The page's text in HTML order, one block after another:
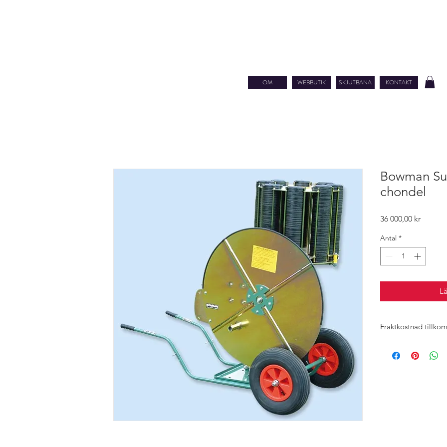
OM WEBBUTIK SKJUTBANA KONTAKT
Bowman
chondel
36 000,00 krPris
Antal *
Fraktkostnad